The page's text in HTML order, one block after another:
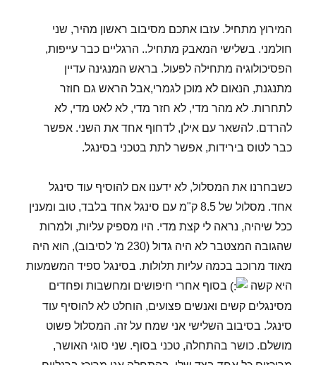
המירוץ מתחיל. עזבו אתכם מסיבוב ראשון מהיר, שני
חולמני. בשלישי המאבק מתחיל.. הרגליים כבר עייפות,
הפסיכולוגיה מתחילה לפעול. בראש המנגינה עדיין
מתנגנת, הנאום לא מוכן לגמרי,אבל הראש גם חוזר
לתחרות. לא מהר מדי, לא חזר מדי, לא לאט מדי, לא
להרדם. להשאר עם אילן, לדחוף אחד את השני. אפשר
כבר לטוס בירידות, אפשר לתת בטכני בסינגל.
כשבחרנו את המסלול, לא ידענו אם להוסיף עוד סינגל
אחד. מסלול של 8.5 ק"מ עם סינגל אחד בלבד, טוב ומענין
ככל שיהיה, נראה לי קצת מדי. היו מספיק עליות, ולמרות
שהגובה המצטבר לא היה גדול (230 מ' לסיבוב), הוא היה
מאוד מרוכב בכמה עליות תלולות. בסינגל ספיד המשמעות
היא קשה
בסוף אחרי חיפושים ומחשבות ופחדים
מסינגלים קשים ואנשים פצועים, הוחלט לא להוסיף עוד
סינגל. בסיבוב השלישי אני שמח על זה. המסלול פשוט
מושלם. כושר בהתחלה, טכני בסוף. שני סוגי האושר,